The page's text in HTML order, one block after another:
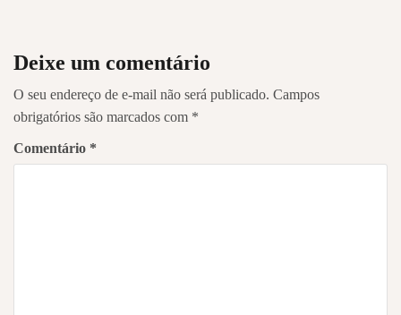
Deixe um comentário
O seu endereço de e-mail não será publicado. Campos
obrigatórios são marcados com *
Comentário *